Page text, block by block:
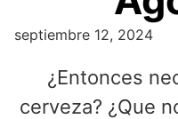
septiembre 12, 2024
¿Entonces
cerveza? ¿Que